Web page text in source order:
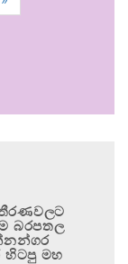
තීරණවලට
බරපතල
හිටපු මහ